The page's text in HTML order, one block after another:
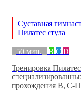
Суставная
Пилатес стула
50 мин. B C D
Тренировка
прохождения B, C-